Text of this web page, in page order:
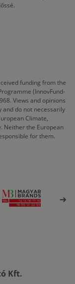
funding from the
(InnovFund-
Views and opinions
and do not necessarily
Climate,
Neither the European
for them.
Kft.